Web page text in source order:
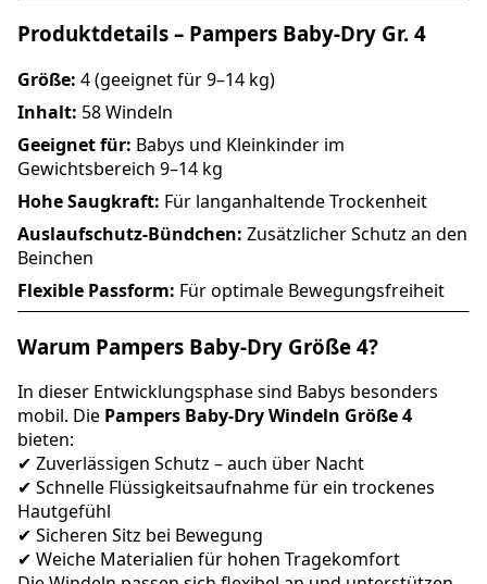
Produktdetails – Pampers Baby-Dry Gr. 4
Größe: 4 (geeignet für 9–14 kg)
Inhalt: 58 Windeln
Geeignet für: Babys und Kleinkinder im
Gewichtsbereich 9–14 kg
Hohe Saugkraft: Für langanhaltende Trockenheit
Auslaufschutz-Bündchen: Zusätzlicher Schutz an den
Beinchen
Flexible Passform: Für optimale Bewegungsfreiheit
Warum Pampers Baby-Dry Größe 4?
In dieser Entwicklungsphase sind Babys besonders
mobil. Die Pampers Baby-Dry Windeln Größe 4
bieten:
✔ Zuverlässigen Schutz – auch über Nacht
✔ Schnelle Flüssigkeitsaufnahme für ein trockenes
Hautgefühl
✔ Sicheren Sitz bei Bewegung
✔ Weiche Materialien für hohen Tragekomfort